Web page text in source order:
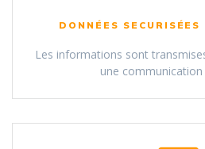
DONNÉES
Les informations sont
une communication